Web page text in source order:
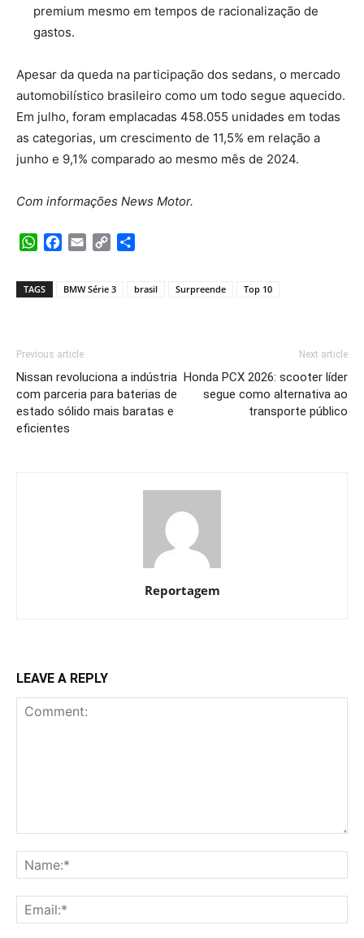
premium mesmo em tempos de racionalização de
gastos.
Apesar da queda na participação dos sedans, o mercado
automobilístico brasileiro como um todo segue aquecido.
Em julho, foram emplacadas 458.055 unidades em todas
as categorias, um crescimento de 11,5% em relação a
junho e 9,1% comparado ao mesmo mês de 2024.
Com informações News Motor.
WhatsApp
Facebook
Email Copy
TAGS BMW Série 3 brasil Surpreende Top 10
Previous article
Nissan revoluciona a indústria
com parceria para baterias de
estado sólido mais baratas e
eficientes
Next article
Honda PCX 2026: scooter líder
segue como alternativa ao
transporte público
Reportagem
LEAVE A REPLY